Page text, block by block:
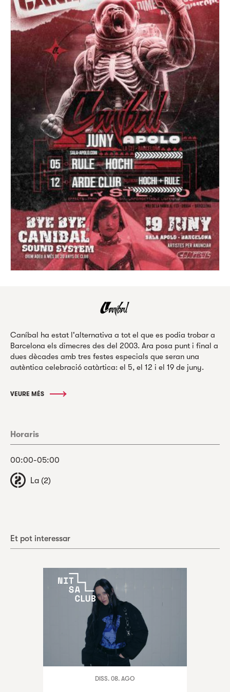
Caníbal ha estat l'alternativa a tot el que es podia trobar a
Barcelona els dimecres des del 2003. Ara posa punt i final a
dues dècades amb tres festes especials que seran una
autèntica celebració catàrtica: el 5, el 12 i el 19 de juny.
VEURE MÉS
Horaris
00:00-05:00
La (2)
Et pot interessar
DISS. 08. AGO